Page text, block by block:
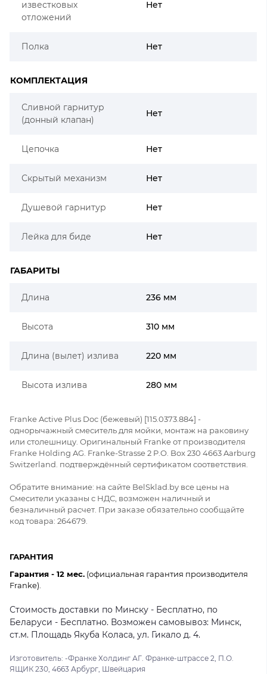
известковых
отложений
Нет
Полка Нет
КОМПЛЕКТАЦИЯ
Сливной гарнитур
(донный клапан)
Нет
Цепочка Нет
Скрытый механизм Нет
Душевой гарнитур Нет
Лейка для биде Нет
ГАБАРИТЫ
Длина 236 мм
Высота 310 мм
Длина (вылет) излива 220 мм
Высота излива 280 мм
Franke Active Plus Doc (бежевый) [115.0373.884] -
однорычажный смеситель для мойки, монтаж на раковину
или столешницу. Оригинальный Franke от производителя
Franke Holding AG. Franke-Strasse 2 P.O. Box 230 4663 Aarburg
Switzerland. подтверждённый сертификатом соответствия.
Обратите внимание: на сайте BelSklad.by все цены на
Смесители указаны с НДС, возможен наличный и
безналичный расчет. При заказе обязательно сообщайте
код товара: 264679.
ГАРАНТИЯ
Гарантия - 12 мес. (официальная гарантия производителя
Franke).
Стоимость доставки по Минску - Бесплатно, по
Беларуси - Бесплатно. Возможен самовывоз: Минск,
ст.м. Площадь Якуба Коласа, ул. Гикало д. 4.
Изготовитель: -Франке Холдинг АГ. Франке-штрассе 2, П.О.
ЯЩИК 230, 4663 Арбург, Швейцария